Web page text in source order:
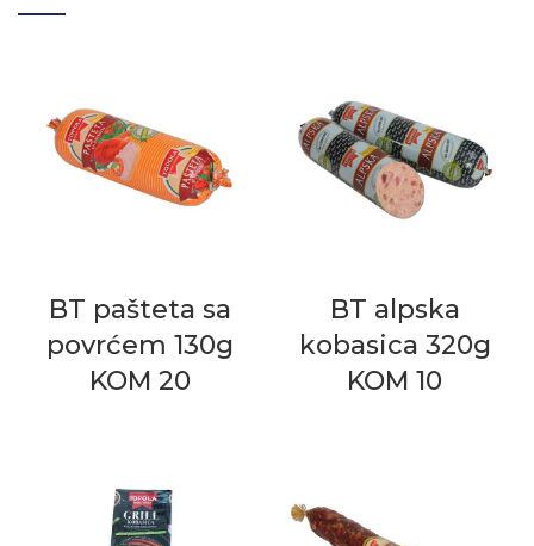
BT pašteta sa
povrćem 130g
KOM 20
BT alpska
kobasica 320g
KOM 10